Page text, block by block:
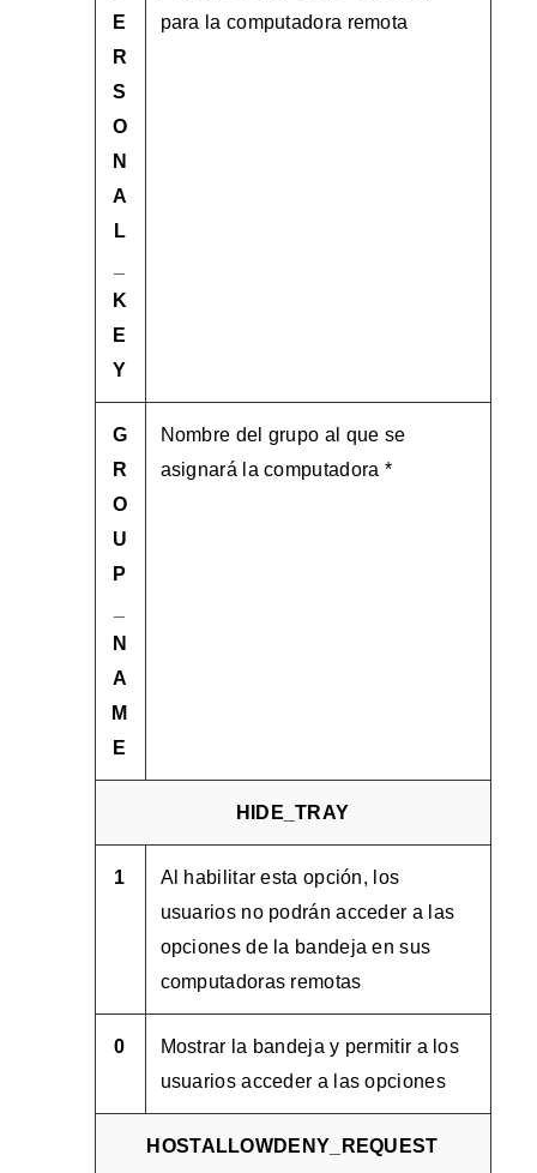
E
R
S
O
N
A
L
K
E
Y
para la computadora remota
G
R
O
U
P
N
A
M
E
Nombre del grupo al que se
asignará la computadora *
HIDE_TRAY
1
Al habilitar esta opción, los
usuarios no podrán acceder a las
opciones de la bandeja en sus
computadoras remotas
0
Mostrar la bandeja y permitir a los
usuarios acceder a las opciones
HOSTALLOWDENY_REQUEST